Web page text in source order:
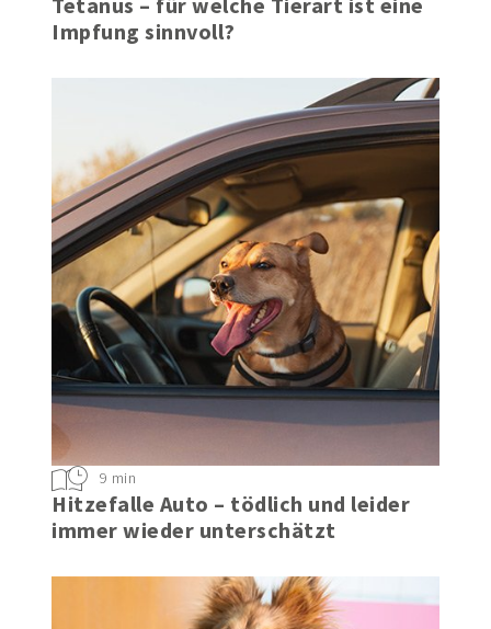
Impfung sinnvoll?
Hitzefalle Auto – tödlich und leider
immer wieder unterschätzt
9 min